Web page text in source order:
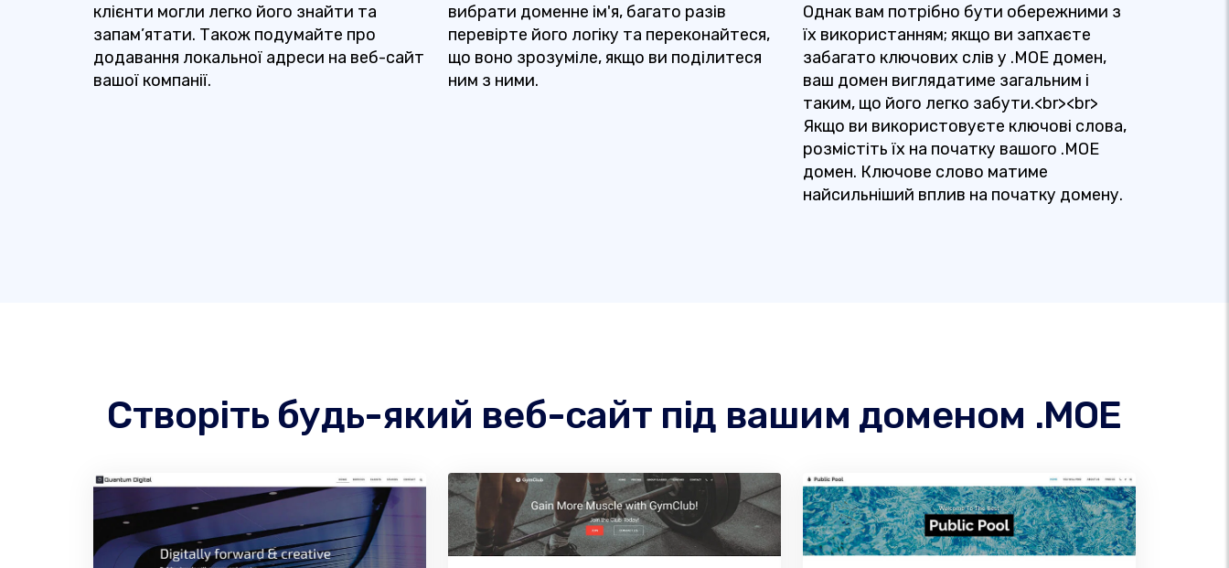
клієнти могли легко його знайти та
запам’ятати. Також подумайте про
додавання локальної адреси на веб-сайт
вашої компанії.
вибрати доменне ім'я, багато разів
перевірте його логіку та переконайтеся,
що воно зрозуміле, якщо ви поділитеся
ним з ними.
Однак вам потрібно бути обережними з
їх використанням; якщо ви запхаєте
забагато ключових слів у .MOE домен,
ваш домен виглядатиме загальним і
таким, що його легко забути.<br><br>
Якщо ви використовуєте ключові слова,
розмістіть їх на початку вашого .MOE
домен. Ключове слово матиме
найсильніший вплив на початку домену.
Створіть будь-який веб-сайт під вашим доменом .MOE